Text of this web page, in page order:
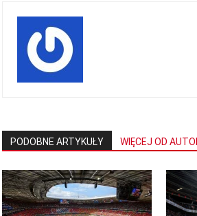
PODOBNE ARTYKUŁY WIĘCEJ OD